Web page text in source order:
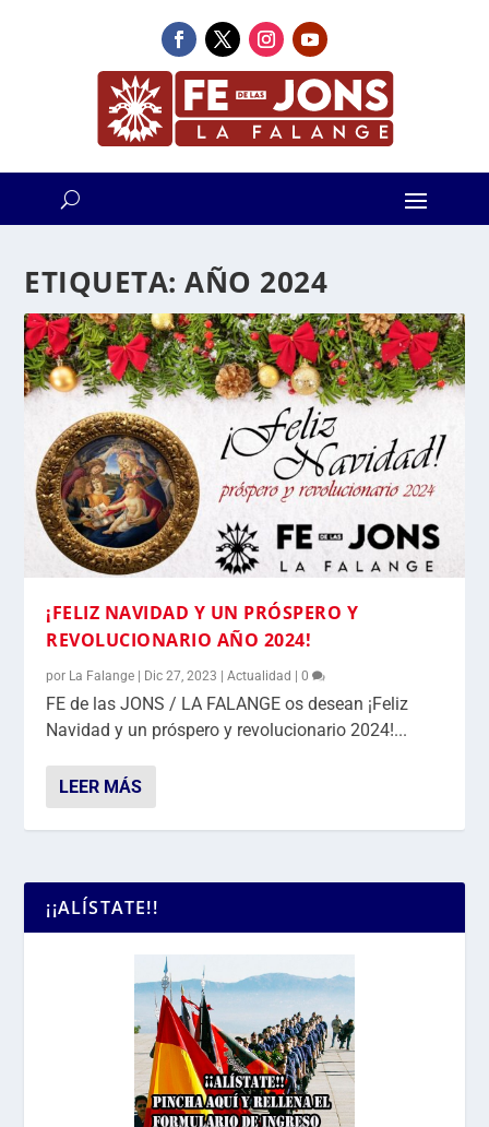
ETIQUETA:AÑO 2024
¡FELIZ NAVIDAD Y UN PRÓSPERO Y
REVOLUCIONARIO AÑO 2024!
por La Falange | Dic 27, 2023 |Actualidad |0
FE de las JONS / LA FALANGE os desean ¡Feliz
Navidad y un próspero y revolucionario 2024!...
LEER MÁS
¡¡ALÍSTATE!!